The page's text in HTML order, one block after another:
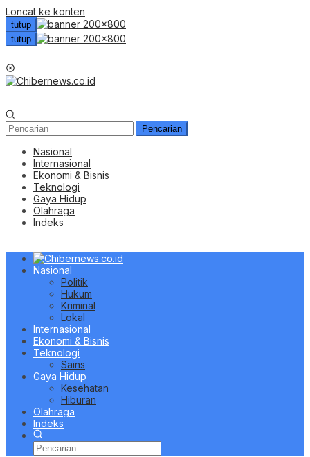
Loncat ke konten
tutup
tutup
Pencarian
Nasional
Internasional
Ekonomi & Bisnis
Teknologi
Gaya Hidup
Olahraga
Indeks
Nasional
Politik
Hukum
Kriminal
Lokal
Internasional
Ekonomi & Bisnis
Teknologi
Sains
Gaya Hidup
Kesehatan
Hiburan
Olahraga
Indeks